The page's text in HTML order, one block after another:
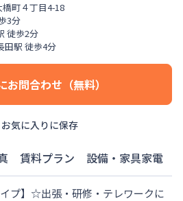
橋町４丁目4-18
3分
徒歩2分
田駅 徒歩4分
お問合わせ（無料）
お気に入りに保存
賃料プラン 設備・家具家電
イプ】☆出張・研修・テレワークに